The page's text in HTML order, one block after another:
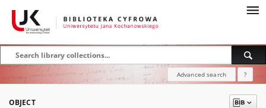
Advanced search ?
OBJECT